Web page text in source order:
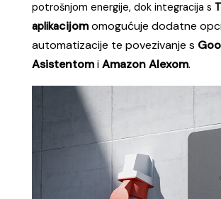
potrošnjom energije, dok integracija s
aplikacijomomogućuje dodatne
automatizacije te povezivanje s
AsistentomiAmazon Alexom.